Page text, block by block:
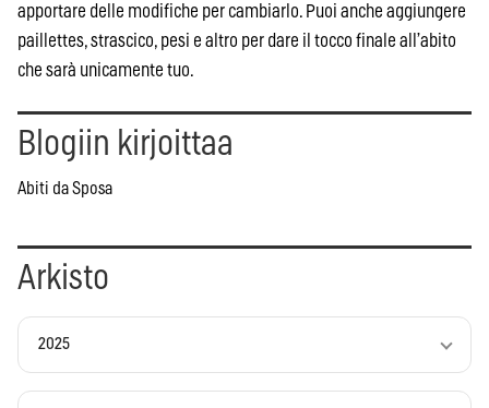
apportare delle modifiche per cambiarlo. Puoi anche aggiungere
paillettes, strascico, pesi e altro per dare il tocco finale all’abito
che sarà unicamente tuo.
Blogiin kirjoittaa
Abiti da Sposa
Arkisto
2025